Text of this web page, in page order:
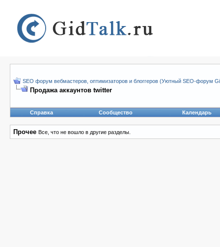
SEO форум вебмастеров, оптимизаторов и блоггеров (Уютный SEO-форум
Продажа аккаунтов twitter
Справка Сообщество Календарь
Прочее Все, что не вошло в другие разделы.